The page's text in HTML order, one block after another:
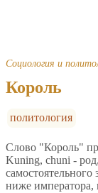
Социология и
Король
политология
Слово "Король"
Kuning, chuni -
самостоятельного
ниже императора,